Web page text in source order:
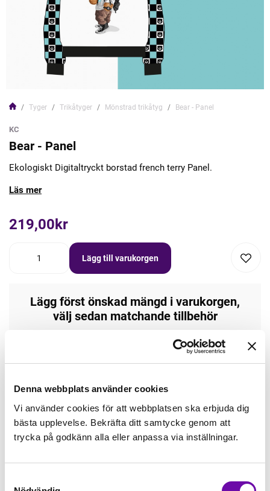
Denna webbplats använder cookies
Vi använder cookies för att webbplatsen ska erbjuda dig
bästa upplevelse. Bekräfta ditt samtycke genom att
trycka på godkänn alla eller anpassa via inställningar.
Tyger Trikåtyger Mönstrad trikåtyg Bear - Panel
KC
Bear - Panel
Ekologiskt Digitaltryckt borstad french terry Panel.
Läs mer
219,00kr
Lägg till varukorgen
Lägg först önskad mängd i varukorgen,
välj sedan matchande tillbehör
Tråd matchande +45,00kr
Mudd matchande +39,50kr
Enfärgat matchande +49,00kr